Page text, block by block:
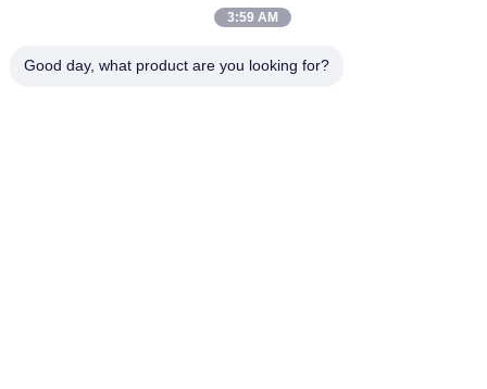
3:59 AM
Good day, what product are you looking for?